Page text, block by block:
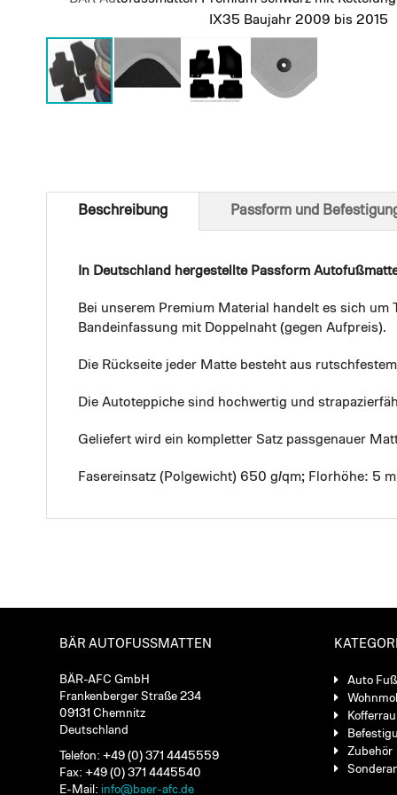
IX35 Baujahr 2009 bis 2015
of
Beschreibung
In Deutschland hergestellte Passform
Bei unserem Premium Material handelt es sich
Bandeinfassung mit Doppelnaht (gegen Aufpreis).
Die Rückseite jeder Matte besteht aus
Die Autoteppiche sind hochwertig und
Geliefert wird ein kompletter Satz passgenauer
Fasereinsatz (Polgewicht) 650 g/qm; Florhöhe: 5
Passform und
BÄR AUTOFUSSMATTEN
BÄR-AFC GmbH
Frankenberger Straße 234
09131 Chemnitz
Deutschland
Telefon: +49 (0) 371 4445559
Fax: +49 (0) 371 4445540
E-Mail: info@baer-afc.de
Auto
Zubehör